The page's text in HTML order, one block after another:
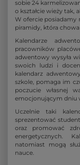
sobie 24
o kształcie wieży tak,
W ofercie posiadamy
piramidy, która
Kalendarze
pracowników
adwentowy wysyła
swoich ludzi i
kalendarz
szkole, pomaga im
poczucie własnej
emocjonującym dniu
Uczelnie taki
sprezentować
oraz promować
energetycznych.
natomiast mogą
nauce.